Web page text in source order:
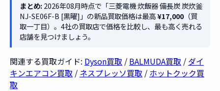
まとめ:2026年08月時点で「三菱電機 炊飯器 備長炭 炭炊釜
NJ-SE06F-B [黒曜]」の新品買取価格は最高¥17,000（買
取一丁目）。4社の買取店で価格を比較し、最も高く売れる
店舗を見つけましょう。
関連する買取ガイド: Dyson買取 / BALMUDA買取 / ダイ
キンエアコン買取 / ネスプレッソ買取 / ホットクック買
取